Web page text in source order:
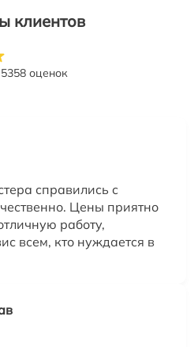
клиентов
5358 оценок
справились с
Цены приятно
работу,
всем, кто нуждается в